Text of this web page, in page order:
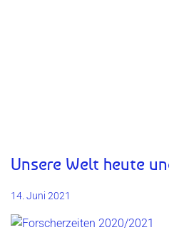
Unsere Welt heute
14. Juni 2021